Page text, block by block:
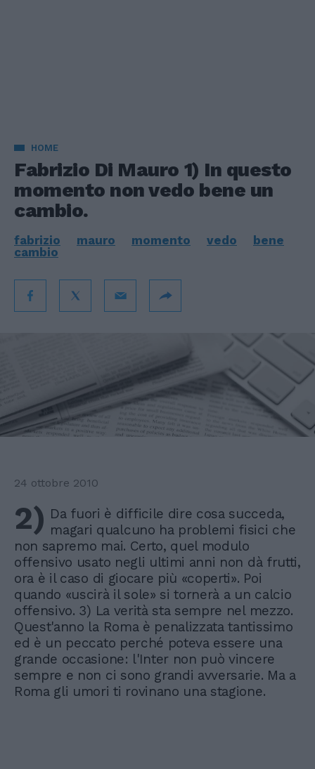
HOME
Fabrizio Di Mauro 1) In questo
momento non vedo bene un
cambio.
fabrizio mauro momento vedo
bene
cambio
24 ottobre 2010
2) Da fuori è difficile dire cosa succeda,
magari qualcuno ha problemi fisici che
non sapremo mai. Certo, quel modulo
offensivo usato negli ultimi anni non dà frutti,
ora è il caso di giocare più «coperti». Poi
quando «uscirà il sole» si tornerà a un calcio
offensivo. 3) La verità sta sempre nel mezzo.
Quest'anno la Roma è penalizzata tantissimo
ed è un peccato perché poteva essere una
grande occasione: l'Inter non può vincere
sempre e non ci sono grandi avversarie. Ma a
Roma gli umori ti rovinano una stagione.